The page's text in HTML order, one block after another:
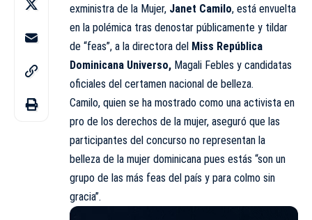
exministra de la Mujer, Janet Camilo, está envuelta
en la polémica tras denostar públicamente y tildar
de “feas”, a la directora del Miss República
Dominicana Universo, Magali Febles y candidatas
oficiales del certamen nacional de belleza.
Camilo, quien se ha mostrado como una activista en
pro de los derechos de la mujer, aseguró que las
participantes del concurso no representan la
belleza de la mujer dominicana pues estás “son un
grupo de las más feas del país y para colmo sin
gracia”.